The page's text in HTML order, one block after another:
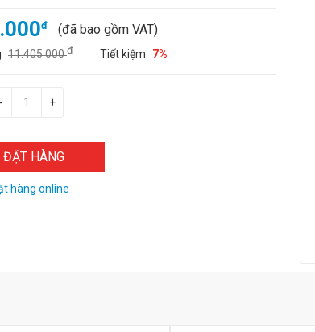
đ (đã bao gồm VAT)
11.405.000đ Tiết kiệm 7%
- +
ĐẶT HÀNG
hàng online